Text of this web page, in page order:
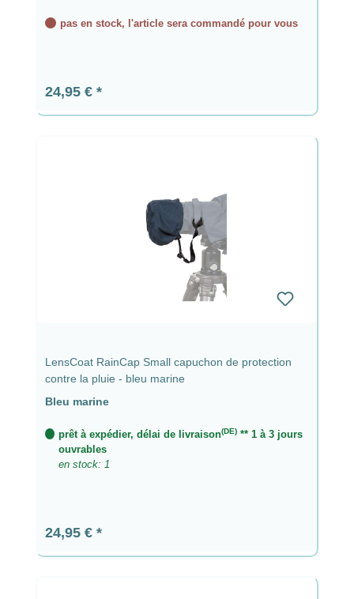
pas en stock, l'article sera commandé pour vous
Prix régulier :
24,95 €
LensCoat RainCap Small capuchon de protection
contre la pluie - bleu marine
Bleu marine
prêt à expédier, délai de livraison(DE)** 1 à 3 jours
ouvrables
en stock: 1
Prix régulier :
24,95 €